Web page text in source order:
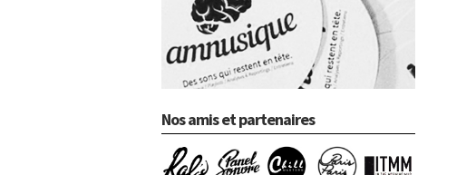
Nos amis et partenaires